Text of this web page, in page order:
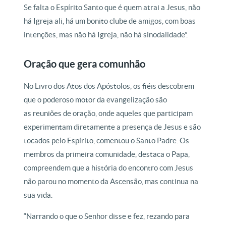
Se falta o Espírito Santo que é quem atrai a Jesus, não
há Igreja ali, há um bonito clube de amigos, com boas
intenções, mas não há Igreja, não há sinodalidade”.
Oração que gera comunhão
No Livro dos Atos dos Apóstolos, os fiéis descobrem
que o poderoso motor da evangelização são
as reuniões de oração, onde aqueles que participam
experimentam diretamente a presença de Jesus e são
tocados pelo Espírito, comentou o Santo Padre. Os
membros da primeira comunidade, destaca o Papa,
compreendem que a história do encontro com Jesus
não parou no momento da Ascensão, mas continua na
sua vida.
“Narrando o que o Senhor disse e fez, rezando para